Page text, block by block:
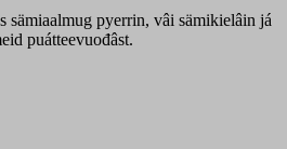
sämiaalmug pyerrin, vâi sämikielâin já
puátteevuođâst.